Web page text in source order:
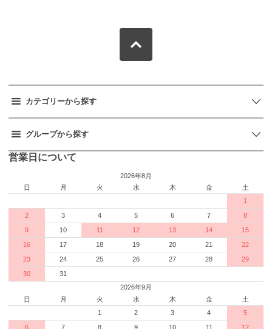
カテゴリーから探す
グループから探す
営業日について
2026年8月
日
月 火 水 木 金
土
1
2
3 4 5 6 7
8
9
10 11 12 13 14
15
16
17 18 19 20 21
22
23
24 25 26 27 28
29
30
31
2026年9月
日
月 火 水 木 金
土
1
2 3 4
5
6
7 8 9 10 11
12